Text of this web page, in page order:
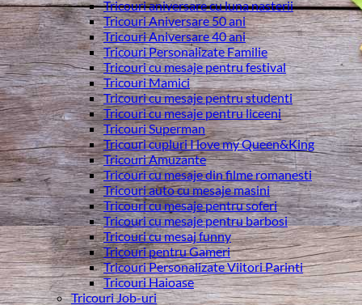
Tricouri aniversare cu luna nasterii
Tricouri Aniversare 50 ani
Tricouri Aniversare 40 ani
Tricouri Personalizate Familie
Tricouri cu mesaje pentru festival
Tricouri Mamici
Tricouri cu mesaje pentru studenti
Tricouri cu mesaje pentru liceeni
Tricouri Superman
Tricouri cupluri I love my Queen&King
Tricouri Amuzante
Tricouri cu mesaje din filme romanesti
Tricouri auto cu mesaje masini
Tricouri cu mesaje pentru soferi
Tricouri cu mesaje pentru barbosi
Tricouri cu mesaj funny
Tricouri pentru Gameri
Tricouri Personalizate Viitori Parinti
Tricouri Haioase
Tricouri Job-uri